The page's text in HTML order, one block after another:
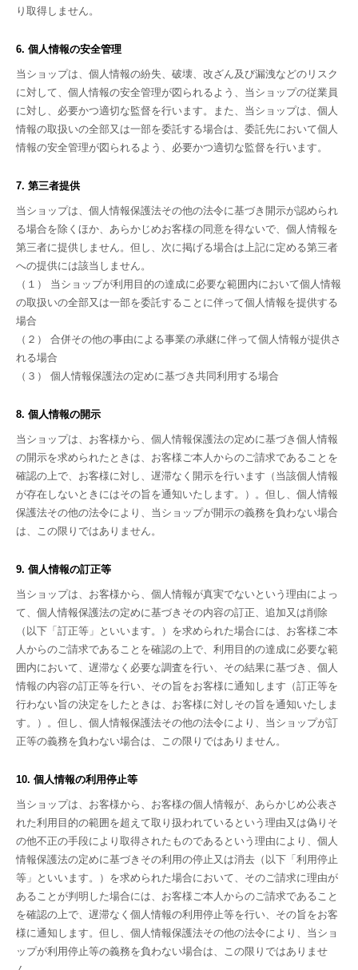
り取得しません。
6. 個人情報の安全管理
当ショップは、個人情報の紛失、破壊、改ざん及び漏洩などのリスク
に対して、個人情報の安全管理が図られるよう、当ショップの従業員
に対し、必要かつ適切な監督を行います。また、当ショップは、個人
情報の取扱いの全部又は一部を委託する場合は、委託先において個人
情報の安全管理が図られるよう、必要かつ適切な監督を行います。
7. 第三者提供
当ショップは、個人情報保護法その他の法令に基づき開示が認められ
る場合を除くほか、あらかじめお客様の同意を得ないで、個人情報を
第三者に提供しません。但し、次に掲げる場合は上記に定める第三者
への提供には該当しません。
（１） 当ショップが利用目的の達成に必要な範囲内において個人情報
の取扱いの全部又は一部を委託することに伴って個人情報を提供する
場合
（２） 合併その他の事由による事業の承継に伴って個人情報が提供さ
れる場合
（３） 個人情報保護法の定めに基づき共同利用する場合
8. 個人情報の開示
当ショップは、お客様から、個人情報保護法の定めに基づき個人情報
の開示を求められたときは、お客様ご本人からのご請求であることを
確認の上で、お客様に対し、遅滞なく開示を行います（当該個人情報
が存在しないときにはその旨を通知いたします。）。但し、個人情報
保護法その他の法令により、当ショップが開示の義務を負わない場合
は、この限りではありません。
9. 個人情報の訂正等
当ショップは、お客様から、個人情報が真実でないという理由によっ
て、個人情報保護法の定めに基づきその内容の訂正、追加又は削除
（以下「訂正等」といいます。）を求められた場合には、お客様ご本
人からのご請求であることを確認の上で、利用目的の達成に必要な範
囲内において、遅滞なく必要な調査を行い、その結果に基づき、個人
情報の内容の訂正等を行い、その旨をお客様に通知します（訂正等を
行わない旨の決定をしたときは、お客様に対しその旨を通知いたしま
す。）。但し、個人情報保護法その他の法令により、当ショップが訂
正等の義務を負わない場合は、この限りではありません。
10. 個人情報の利用停止等
当ショップは、お客様から、お客様の個人情報が、あらかじめ公表さ
れた利用目的の範囲を超えて取り扱われているという理由又は偽りそ
の他不正の手段により取得されたものであるという理由により、個人
情報保護法の定めに基づきその利用の停止又は消去（以下「利用停止
等」といいます。）を求められた場合において、そのご請求に理由が
あることが判明した場合には、お客様ご本人からのご請求であること
を確認の上で、遅滞なく個人情報の利用停止等を行い、その旨をお客
様に通知します。但し、個人情報保護法その他の法令により、当ショ
ップが利用停止等の義務を負わない場合は、この限りではありませ